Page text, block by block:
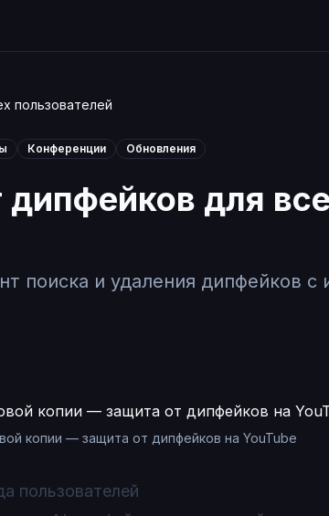
пользователей
Конференции Обновления
для
поиска и удаления дипфейков с
копии — защита от дипфейков на YouTube
пользователей